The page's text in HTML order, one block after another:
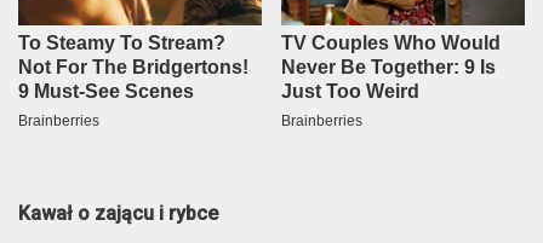
Kawał o zającu i rybce